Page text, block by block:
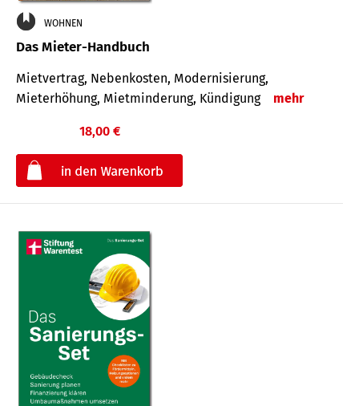
WOHNEN
Das Mieter-Handbuch
Mietvertrag, Nebenkosten, Modernisierung,
Mieterhöhung, Mietminderung, Kündigung
mehr
18,00 €